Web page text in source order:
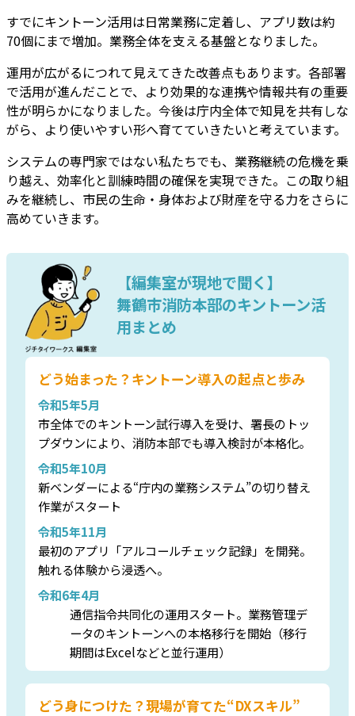
すでにキントーン活用は日常業務に定着し、アプリ数は約
70個にまで増加。業務全体を支える基盤となりました。
運用が広がるにつれて見えてきた改善点もあります。各部署
で活用が進んだことで、より効果的な連携や情報共有の重要
性が明らかになりました。今後は庁内全体で知見を共有しな
がら、より使いやすい形へ育てていきたいと考えています。
システムの専門家ではない私たちでも、業務継続の危機を乗
り越え、効率化と訓練時間の確保を実現できた。この取り組
みを継続し、市民の生命・身体および財産を守る力をさらに
高めていきます。
【編集室が現地で聞く】
舞鶴市消防本部のキントーン活
用まとめ
どう始まった？キントーン導入の起点と歩み
令和5年5月
市全体でのキントーン試行導入を受け、署長のトッ
プダウンにより、消防本部でも導入検討が本格化。
令和5年10月
新ベンダーによる“庁内の業務システム”の切り替え
作業がスタート
令和5年11月
最初のアプリ「アルコールチェック記録」を開発。
触れる体験から浸透へ。
令和6年4月
通信指令共同化の運用スタート。業務管理デ
ータのキントーンへの本格移行を開始（移行
期間はExcelなどと並行運用）
どう身につけた？現場が育てた“DXスキル”